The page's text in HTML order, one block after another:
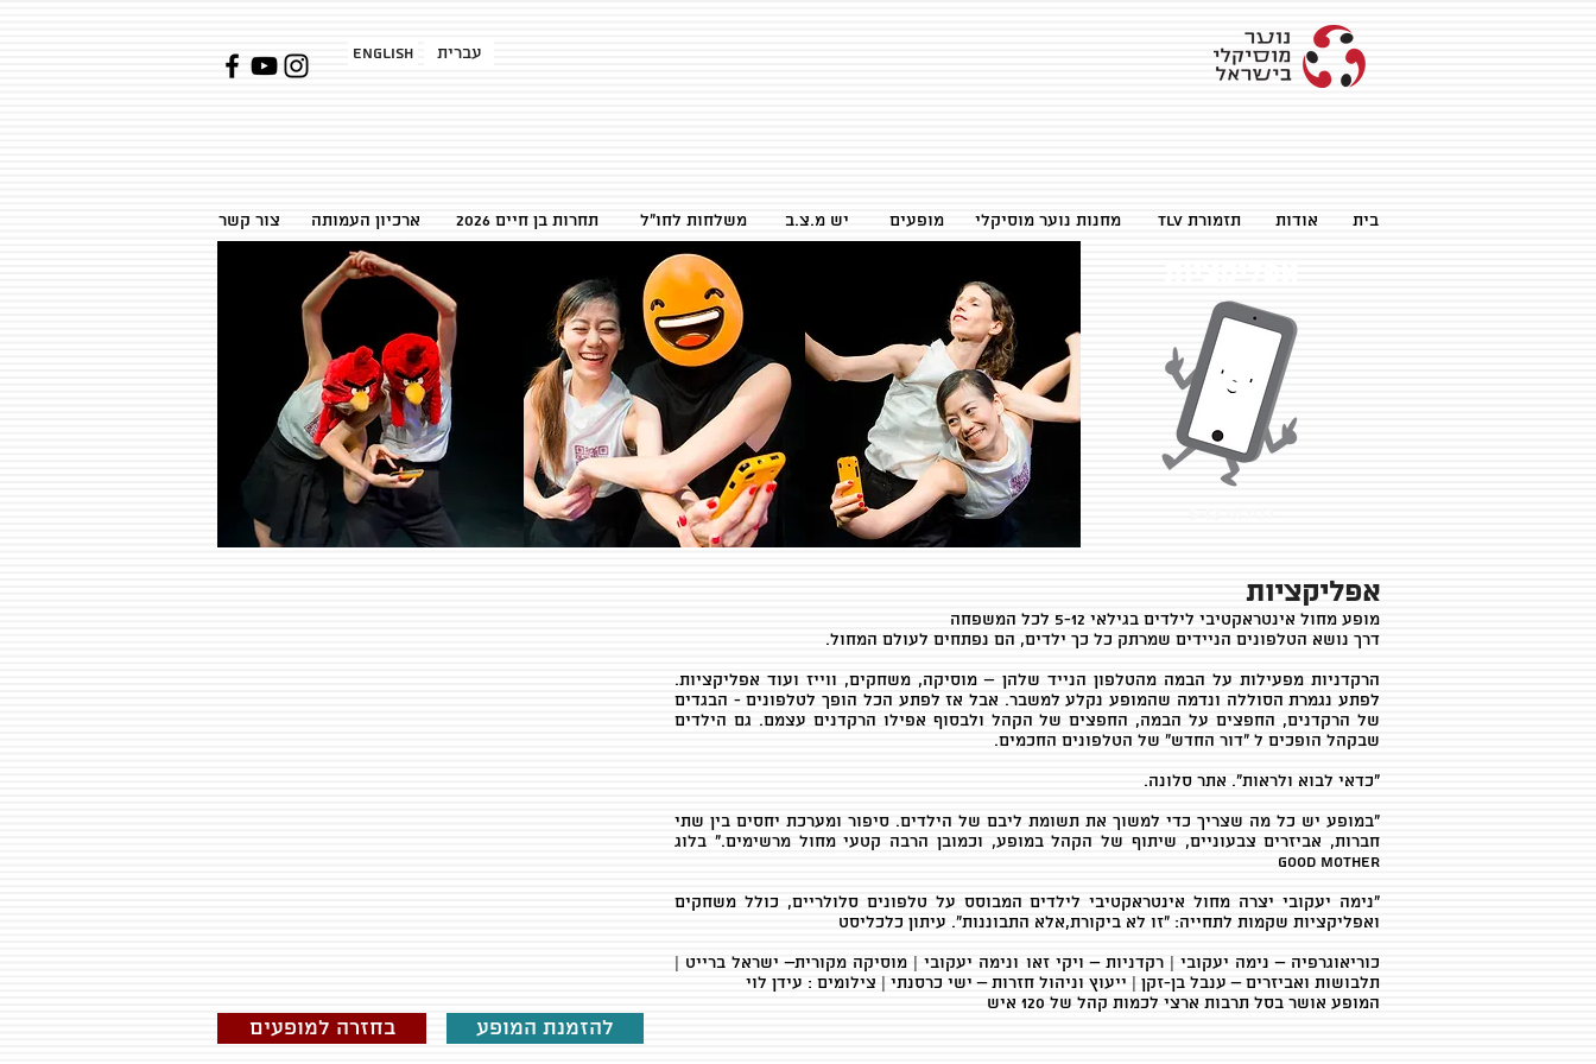
English עברית
צור קשר ארכיון העמותה 2026 תחרות בן חיים משלחות לחו״ל יש מ.צ.ב מופעים מחנות נוער מוסיקלי TLV תזמורת אודות בית
בחזרה למופעים להזמנת המופע
אפליקציות
מופע מחול אינטראקטיבי לילדים בגילאי 5-12 לכל המשפחה
דרך נושא הטלפונים הניידים שמרתק כל כך ילדים, הם נפתחים לעולם המחול.
הרקדניות מפעילות על הבמה מהטלפון הנייד שלהן – מוסיקה, משחקים, ווייז ועוד אפליקציות.
לפתע נגמרת הסוללה ונדמה שהמופע נקלע למשבר. אבל אז לפתע הכל הופך לטלפונים - הבגדים
של הרקדנים, החפצים על הבמה, החפצים של הקהל ולבסוף אפילו הרקדנים עצמם. גם הילדים
שבקהל הופכים ל “דור החדש” של הטלפונים החכמים.
"כדאי לבוא ולראות”. אתר סלונה.
“במופע יש כל מה שצריך כדי למשוך את תשומת ליבם של הילדים. סיפור ומערכת יחסים בין שתי
חברות, אביזרים צבעוניים, שיתוף של הקהל במופע, וכמובן הרבה קטעי מחול מרשימים.“ בלוג
Good Mother
“נימה יעקובי יצרה מחול אינטראקטיבי לילדים המבוסס על טלפונים סלולריים, כולל משחקים
ואפליקציות שקמות לתחייה: “זו לא ביקורת,אלא התבוננות”. עיתון כלכליסט
כוריאוגרפיה – נימה יעקובי | רקדניות – ויקי זאו ונימה יעקובי | מוסיקה מקורית– ישראל ברייט |
תלבושות ואביזרים – ענבל בן-זקן | ייעוץ וניהול חזרות – ישי כרסנתי | צילומים : עידן לוי
המופע אושר בסל תרבות ארצי לכמות קהל של 120 איש